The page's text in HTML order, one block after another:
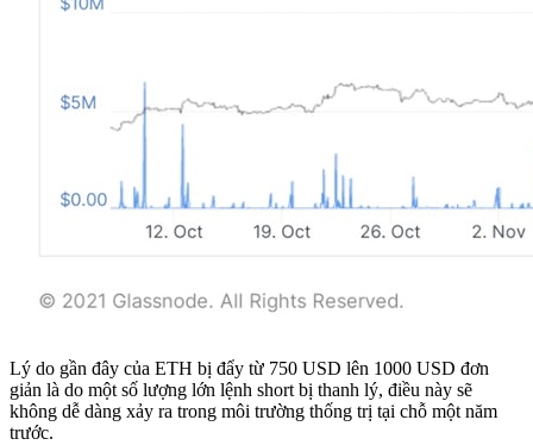
Lý do gần đây của ETH bị đẩy từ 750 USD lên 1000 USD đơn
giản là do một số lượng lớn lệnh short bị thanh lý, điều này sẽ
không dễ dàng xảy ra trong môi trường thống trị tại chỗ một năm
trước.